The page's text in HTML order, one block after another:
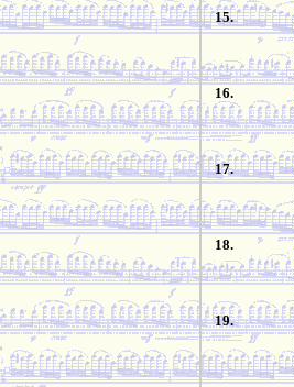
15.
16.
17.
18.
19.